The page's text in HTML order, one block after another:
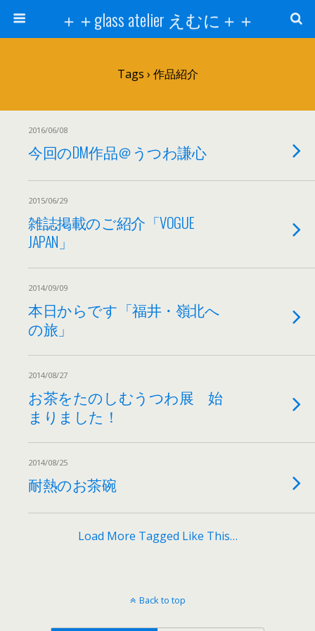
＋＋glass atelier えむに＋＋
Tags › 作品紹介
2016/06/08
今回のDM作品＠うつわ謙心
2015/06/29
雑誌掲載のご紹介「VOGUE
JAPAN」
2014/09/09
本日からです「福井・嶺北へ
の旅」
2014/08/27
お茶をたのしむうつわ展 始
まりました！
2014/08/25
耐熱のお茶碗
Load More Tagged Like This…
Back to top